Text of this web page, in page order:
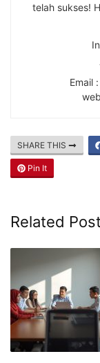
telah sukses!
Email
SHARE THIS
Pin It
Related